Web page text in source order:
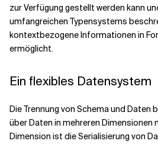
zur Verfügung gestellt werden kann
umfangreichen Typensystems
kontextbezogene Informationen in
ermöglicht.
Ein flexibles Datensystem
Die Trennung von Schema und Daten
über Daten in mehreren Dimensionen
Dimension ist die Serialisierung von